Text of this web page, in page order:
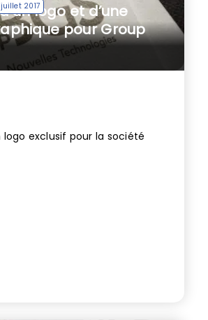
2017logo et d’une
pour Group
exclusif pour la société